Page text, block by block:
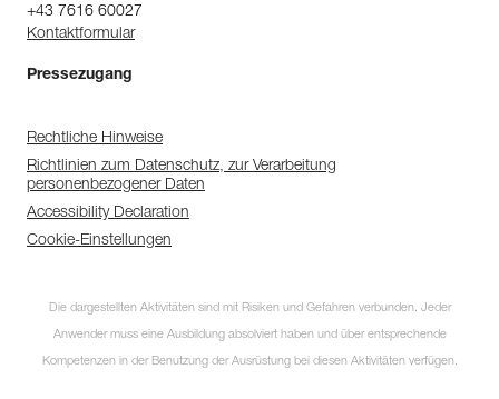
+43 7616 60027
Kontaktformular
Pressezugang
Rechtliche Hinweise
Richtlinien zum Datenschutz, zur Verarbeitung
personenbezogener Daten
Accessibility Declaration
Cookie-Einstellungen
Die dargestellten Aktivitäten sind mit Risiken und Gefahren verbunden. Jeder
Anwender muss eine Ausbildung absolviert haben und über entsprechende
Kompetenzen in der Benutzung der Ausrüstung bei diesen Aktivitäten verfügen.